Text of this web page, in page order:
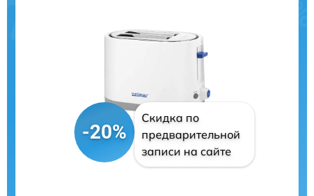
-20%
Скидка по
предварительной
записи на сайте